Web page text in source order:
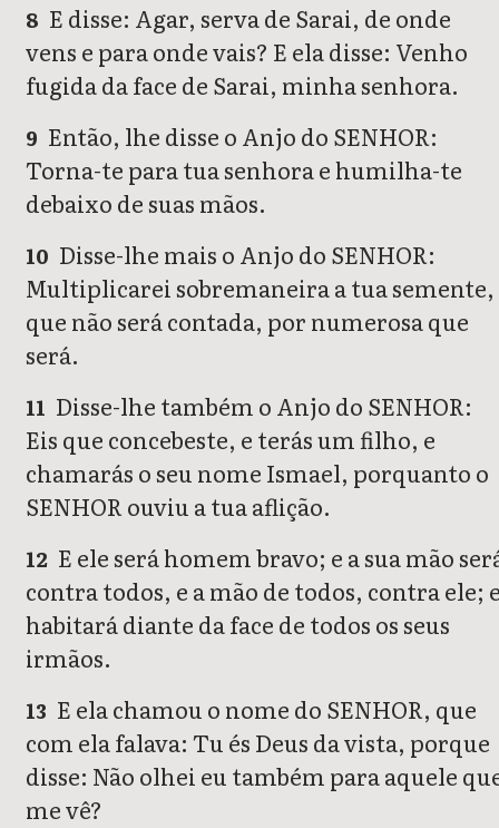
8 E disse: Agar, serva de Sarai, de onde
vens e para onde vais? E ela disse: Venho
fugida da face de Sarai, minha senhora.
9 Então, lhe disse o Anjo do SENHOR:
Torna-te para tua senhora e humilha-te
debaixo de suas mãos.
10 Disse-lhe mais o Anjo do SENHOR:
Multiplicarei sobremaneira a tua semente,
que não será contada, por numerosa que
será.
11 Disse-lhe também o Anjo do SENHOR:
Eis que concebeste, e terás um filho, e
chamarás o seu nome Ismael, porquanto o
SENHOR ouviu a tua aflição.
12 E ele será homem bravo; e a sua mão
contra todos, e a mão de todos, contra ele;
habitará diante da face de todos os seus
irmãos.
13 E ela chamou o nome do SENHOR, que
com ela falava: Tu és Deus da vista, porque
disse: Não olhei eu também para aquele
me vê?